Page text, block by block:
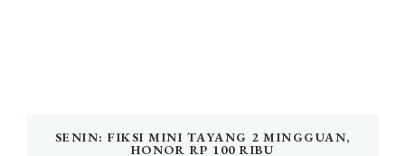
SENIN: FIKSI MINI TAYANG 2 MINGGUAN,
HONOR RP 100 RIBU